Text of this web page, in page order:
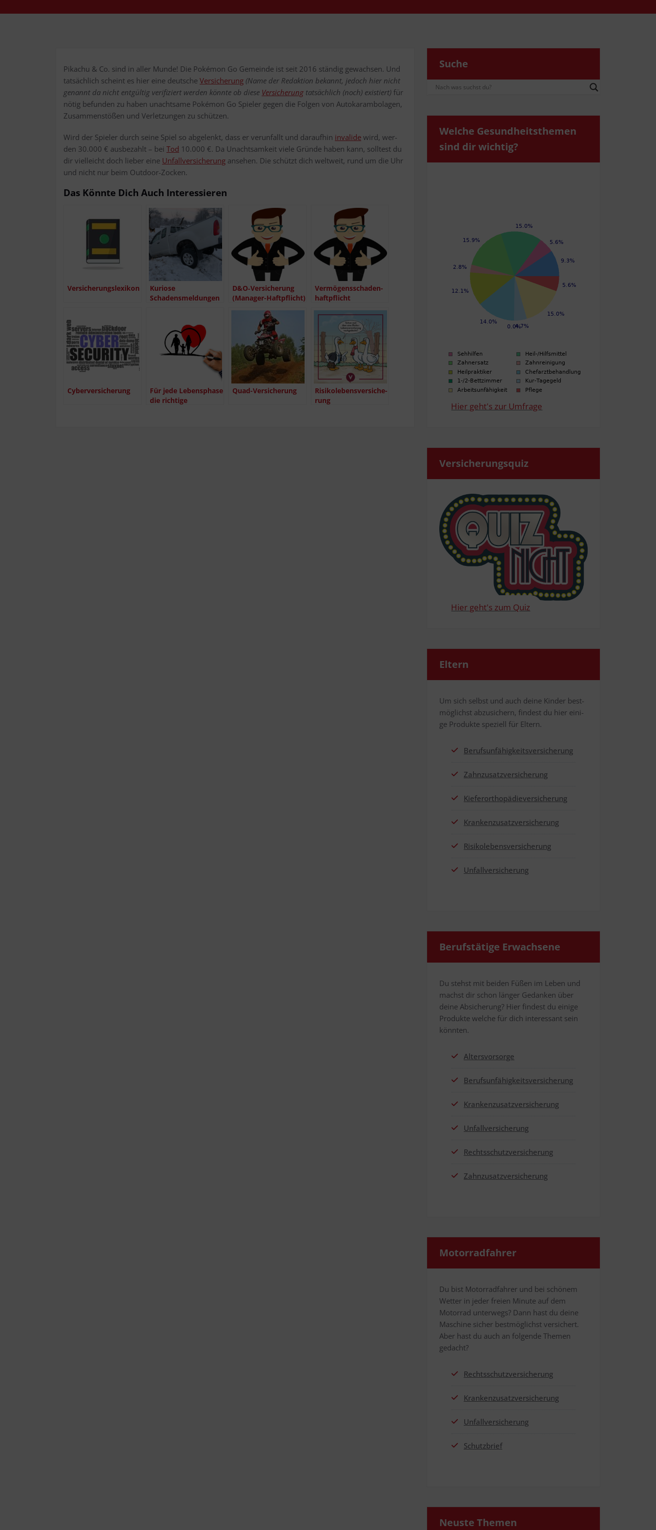
Pika­chu & Co. sind in aller Mun­de! Die Poké­mon Go Gemein­de ist seit 2016 stän­dig gewach­sen. Und
tat­säch­lich scheint es hier eine deut­sche Ver­si­che­rung (Name der Redak­ti­on bekannt, jedoch hier nicht
genannt da nicht ent­gül­tig veri­fi­ziert wer­den könn­te ob die­se Ver­si­che­rung tat­säch­lich (noch) exis­tiert) für
nötig befun­den zu haben unacht­sa­me Poké­mon Go Spie­ler gegen die Fol­gen von Auto­ka­ram­bo­la­gen,
Zusam­men­stö­ßen und Ver­let­zun­gen zu schützen.
Wird der Spie­ler durch sei­ne Spiel so abge­lenkt, dass er ver­un­fallt und dar­auf­hin inva­li­de wird, wer­
den 30.000 € aus­be­zahlt – bei Tod 10.000 €. Da Unacht­sam­keit vie­le Grün­de haben kann, soll­test du
dir viel­leicht doch lie­ber eine Unfall­ver­si­che­rung anse­hen. Die schützt dich welt­weit, rund um die Uhr
und nicht nur beim Outdoor-Zocken.
Das Könn­te Dich Auch Interessieren
Ver­si­che­rungs­le­xi­kon
Kurio­se
Schadensmeldungen
D&O‑Versicherung
(Mana­­ger-Haf­t­pflicht)
Ver­mö­gens­scha­den­
haft­pflicht
Cyber­ver­si­che­rung
Für jede Lebens­pha­se
die rich­ti­ge
Quad-Ver­­­si­che­rung
Risi­ko­le­bens­ver­si­che­
rung
Suche
Wel­che Gesund­heits­the­men
sind dir wichtig?
Hier geht's zur Umfrage
Ver­si­che­rungs­quiz
Hier geht's zum Quiz
Eltern
Um sich selbst und auch dei­ne Kin­der best­
mög­lichst abzu­si­chern, fin­dest du hier eini­
ge Pro­duk­te spe­zi­ell für Eltern.
Berufs­un­fä­hig­keits­ver­si­che­rung
Zahn­zu­satz­ver­si­che­rung
Kie­fer­or­tho­pä­die­ver­si­che­rung
Kran­ken­zu­satz­ver­si­che­rung
Risi­ko­le­bens­ver­si­che­rung
Unfall­ver­si­che­rung
Berufs­tä­ti­ge Erwachsene
Du stehst mit bei­den Füßen im Leben und
machst dir schon län­ger Gedan­ken über
dei­ne Absi­che­rung? Hier fin­dest du eini­ge
Pro­duk­te wel­che für dich inter­es­sant sein
könnten.
Alters­vor­sor­ge
Berufs­un­fä­hig­keits­ver­si­che­rung
Kran­ken­zu­satz­ver­si­che­rung
Unfall­ver­si­che­rung
Rechts­schutz­ver­si­che­rung
Zahn­zu­satz­ver­si­che­rung
Motor­rad­fah­rer
Du bist Motor­rad­fah­rer und bei schö­nem
Wet­ter in jeder frei­en Minu­te auf dem
Motor­rad unter­wegs? Dann hast du dei­ne
Maschi­ne sicher best­mög­lichst ver­si­chert.
Aber hast du auch an fol­gen­de The­men
gedacht?
Rechts­schutz­ver­si­che­rung
Kran­ken­zu­satz­ver­si­che­rung
Unfall­ver­si­che­rung
Schutz­brief
Neus­te Themen